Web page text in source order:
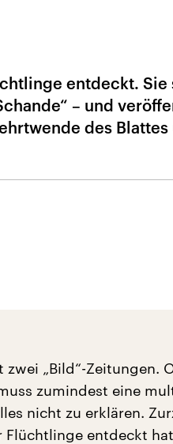
entdeckt.
– und
des Blattes
„Bild“-Zeitungen.
zumindest eine
nicht zu erklären.
Flüchtlinge entdeckt